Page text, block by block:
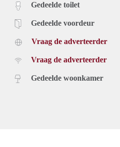
Gedeelde toilet
Gedeelde voordeur
Vraag de adverteerder
Vraag de adverteerder
Gedeelde woonkamer